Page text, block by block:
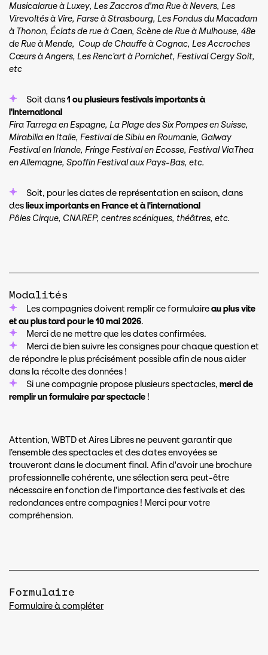
Musicalarue à Luxey, Les Zaccros d'ma Rue à Nevers, Les
Virevoltés à Vire, Farse à Strasbourg, Les Fondus du Macadam
à Thonon, Éclats de rue à Caen, Scène de Rue à Mulhouse, 48e
de Rue à Mende, Coup de Chauffe à Cognac, Les Accroches
Cœurs à Angers, Les Renc’art à Pornichet, Festival Cergy Soit,
etc
Soit dans1 ou plusieurs festivals importants à
l'international
Fira Tarrega en Espagne, La Plage des Six Pompes en Suisse,
Mirabilia en Italie, Festival de Sibiu en Roumanie, Galway
Festival en Irlande, Fringe Festival en Ecosse, Festival ViaThea
en Allemagne, Spoffin Festival aux Pays-Bas, etc.
Soit, pour les dates de représentation en saison, dans
des lieux importants en France et à l'international
Pôles Cirque, CNAREP, centres scéniques, théâtres, etc.
Modalités
Les compagnies doivent remplir ce formulaireau plus vite
et au plus tard pour le 10 mai 2026.
Merci de ne mettre que les dates confirmées.
Merci de bien suivre les consignes pour chaque question et
de répondre le plus précisément possible afin de nous aider
dans la récolte des données !
Si une compagnie propose plusieurs spectacles, merci de
remplir un formulaire par spectacle !
Attention, WBTD et Aires Libres ne peuvent garantir que
l’ensemble des spectacles et des dates envoyées se
trouveront dans le document final. Afin d'avoir une brochure
professionnelle cohérente, une sélection sera peut-être
nécessaire en fonction de l'importance des festivals et des
redondances entre compagnies ! Merci pour votre
compréhension.
Formulaire
Formulaire à compléter